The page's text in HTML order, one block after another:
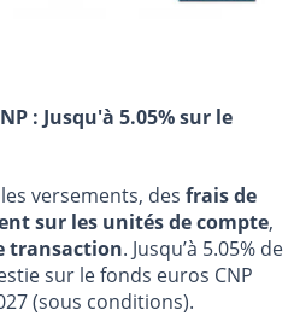
: Jusqu'à 5.05% sur le
versements, des frais de
sur les unités de compte,
transaction. Jusqu’à 5.05% de
sur le fonds euros CNP
(sous conditions).